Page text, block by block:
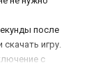
после
игру.
с
придется